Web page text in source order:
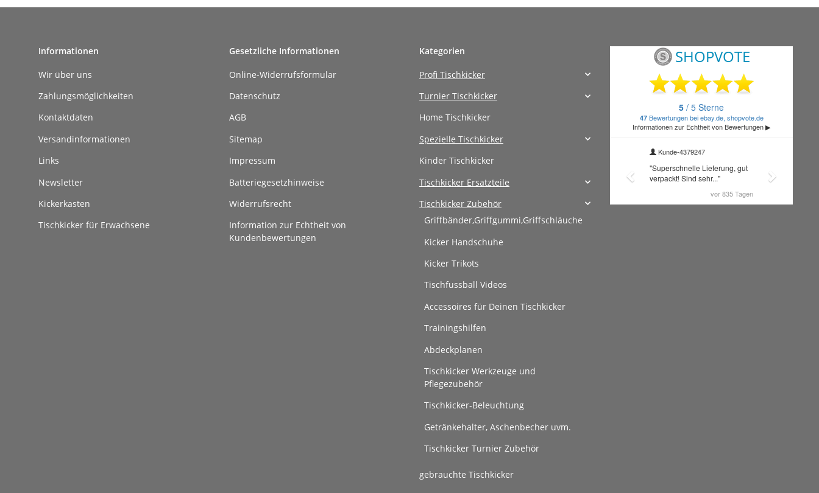
Informationen
Wir über uns
Zahlungsmöglichkeiten
Kontaktdaten
Versandinformationen
Links
Newsletter
Kickerkasten
Tischkicker für Erwachsene
Gesetzliche Informationen
Online-Widerrufsformular
Datenschutz
AGB
Sitemap
Impressum
Batteriegesetzhinweise
Widerrufsrecht
Information zur Echtheit von
Kundenbewertungen
Kategorien
Profi Tischkicker
Turnier Tischkicker
Home Tischkicker
Spezielle Tischkicker
Kinder Tischkicker
Tischkicker Ersatzteile
Tischkicker Zubehör
Griffbänder,Griffgummi,Griffschläuche
Kicker Handschuhe
Kicker Trikots
Tischfussball Videos
Accessoires für Deinen Tischkicker
Trainingshilfen
Abdeckplanen
Tischkicker Werkzeuge und
Pflegezubehör
Tischkicker-Beleuchtung
Getränkehalter, Aschenbecher uvm.
Tischkicker Turnier Zubehör
gebrauchte Tischkicker